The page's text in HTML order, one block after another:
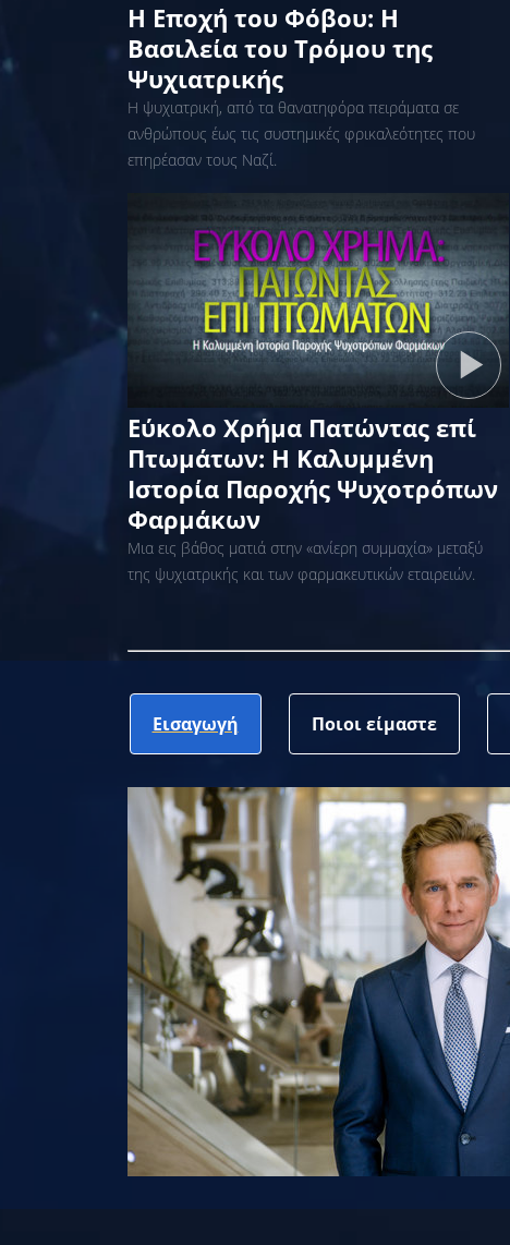
Η Εποχή του Φόβου: Η
Βασιλεία του Τρόμου της
Ψυχιατρικής
Η ψυχιατρική, από τα θανατηφόρα πειράματα σε
ανθρώπους έως τις συστημικές φρικαλεότητες που
επηρέασαν τους Ναζί.
Εύκολο Χρήμα Πατώντας επί
Πτωμάτων: Η Καλυμμένη
Ιστορία Παροχής Ψυχοτρόπων
Φαρμάκων
Μια εις βάθος ματιά στην «ανίερη συμμαχία» μεταξύ
της ψυχιατρικής και των φαρμακευτικών εταιρειών.
Εισαγωγή Ποιοι είμαστε